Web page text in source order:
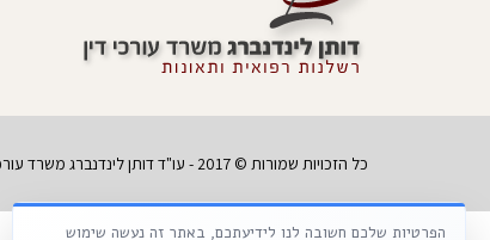
כל הזכויות שמורות © 2017 - עו"ד דותן לינדנברג משרד עורכי דין
הפרטיות שלכם חשובה לנו לידיעתכם, באתר זה נעשה שימוש